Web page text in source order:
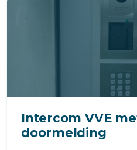
Intercom VVE
doormelding